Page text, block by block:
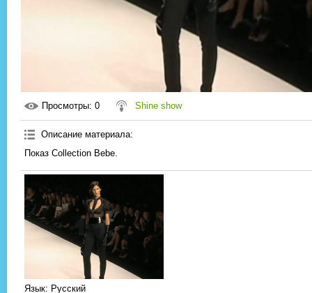
Просмотры: 0 Shine show
Описание материала:
Показ Collection Bebe.
Язык: Русский